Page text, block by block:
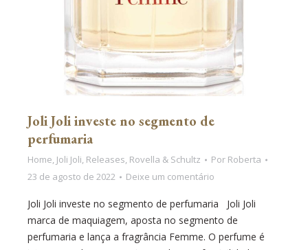
Joli Joli investe no segmento de
perfumaria
Home, Joli Joli, Releases, Rovella & Schultz Por Roberta
23 de agosto de 2022
Deixe um comentário
Joli Joli investe no segmento de perfumaria Joli Joli
marca de maquiagem, aposta no segmento de
perfumaria e lança a fragrância Femme. O perfume é